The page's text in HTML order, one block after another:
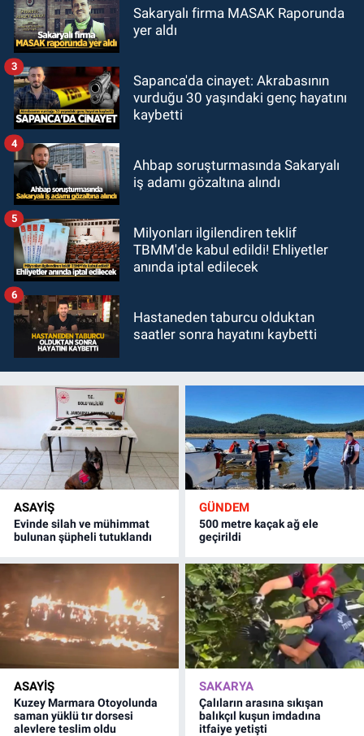
Sakaryalı firma MASAK Raporunda
yer aldı
Sapanca'da cinayet: Akrabasının
vurduğu 30 yaşındaki genç hayatını
kaybetti
3
Ahbap soruşturmasında Sakaryalı
iş adamı gözaltına alındı
4
Milyonları ilgilendiren teklif
TBMM'de kabul edildi! Ehliyetler
anında iptal edilecek
5
Hastaneden taburcu olduktan
saatler sonra hayatını kaybetti
6
ASAYİŞ
Evinde silah ve mühimmat
bulunan şüpheli tutuklandı
GÜNDEM
500 metre kaçak ağ ele
geçirildi
ASAYİŞ
Kuzey Marmara Otoyolunda
saman yüklü tır dorsesi
alevlere teslim oldu
SAKARYA
Çalıların arasına sıkışan
balıkçıl kuşun imdadına
itfaiye yetişti